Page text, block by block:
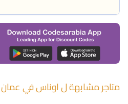
متاجر مشابهة لاوناسفيعمان